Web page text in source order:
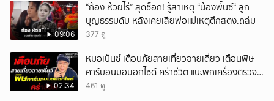
09:06
“ก้อง ห้วยไร่” สุดช็อก! รู้สาเหตุ “น้องพั๊นซ์“ ลูก
บุญธรรมดับ หลังเคยเสียพ่อแม่เหตุตึกสตง.ถล่ม
377 ดู
02:34
หมอเบ็นซ์ เตือนภัยสายเที่ยวฉายเดี่ยว เตือนพิษ
คาร์บอนมอนอกไซด์ คร่าชีวิต แนะพกเครื่องตรวจ
วัดติดตัว
461 ดู